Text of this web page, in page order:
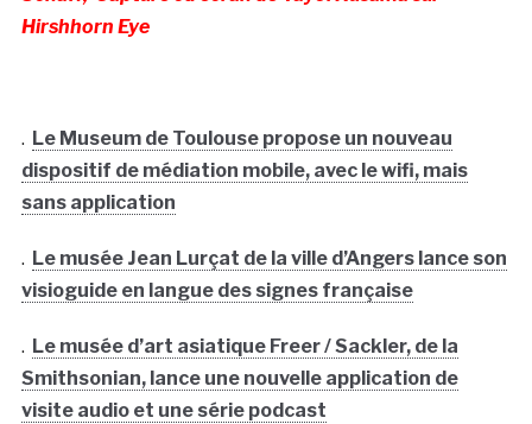
Hirshhorn Eye
. Le Museum de Toulouse propose un nouveau
dispositif de médiation mobile, avec le wifi, mais
sans application
. Le musée Jean Lurçat de la ville d’Angers lance son
visioguide en langue des signes française
. Le musée d’art asiatique Freer / Sackler, de la
Smithsonian, lance une nouvelle application de
visite audio et une série podcast